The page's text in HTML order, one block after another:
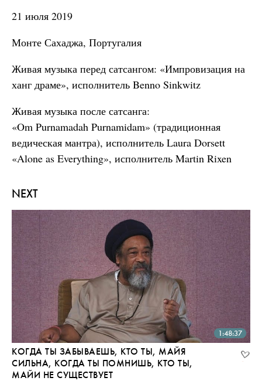
NEXT
1:48:37
КОГДА ТЫ ЗАБЫВАЕШЬ, КТО ТЫ, МАЙЯ
СИЛЬНА, КОГДА ТЫ ПОМНИШЬ, КТО ТЫ,
МАЙИ НЕ СУЩЕСТВУЕТ
21 июля 2019
Монте Сахаджа, Португалия
Живая музыка перед сатсангом: «Импровизация на
ханг драме», исполнитель Benno Sinkwitz
Живая музыка после сатсанга:
«Om Purnamadah Purnamidam» (традиционная
ведическая мантра), исполнитель Laura Dorsett
«Alone as Everything», исполнитель Martin Rixen